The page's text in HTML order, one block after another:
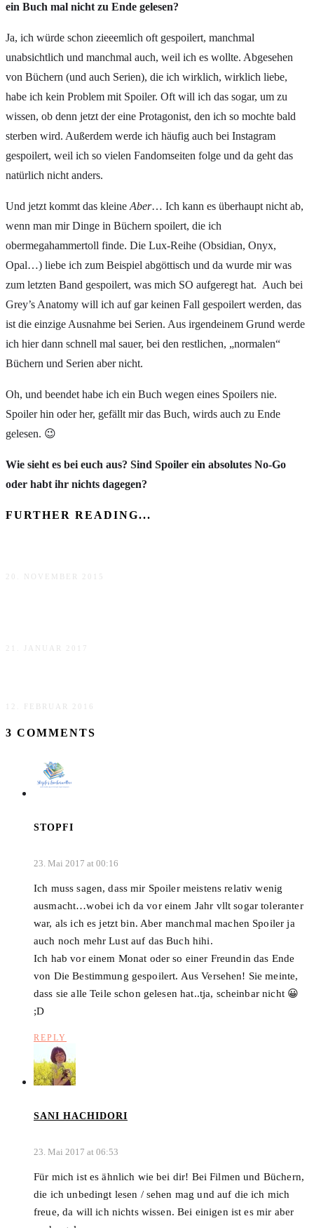
ein Buch mal nicht zu Ende gelesen?
Ja, ich würde schon zieeemlich oft gespoilert, manchmal
unabsichtlich und manchmal auch, weil ich es wollte. Abgesehen
von Büchern (und auch Serien), die ich wirklich, wirklich liebe,
habe ich kein Problem mit Spoiler. Oft will ich das sogar, um zu
wissen, ob denn jetzt der eine Protagonist, den ich so mochte bald
sterben wird. Außerdem werde ich häufig auch bei Instagram
gespoilert, weil ich so vielen Fandomseiten folge und da geht das
natürlich nicht anders.
Und jetzt kommt das kleine Aber… Ich kann es überhaupt nicht ab,
wenn man mir Dinge in Büchern spoilert, die ich
obermegahammertoll finde. Die Lux-Reihe (Obsidian, Onyx,
Opal…) liebe ich zum Beispiel abgöttisch und da wurde mir was
zum letzten Band gespoilert, was mich SO aufgeregt hat. Auch bei
Grey’s Anatomy will ich auf gar keinen Fall gespoilert werden, das
ist die einzige Ausnahme bei Serien. Aus irgendeinem Grund werde
ich hier dann schnell mal sauer, bei den restlichen, „normalen“
Büchern und Serien aber nicht.
Oh, und beendet habe ich ein Buch wegen eines Spoilers nie.
Spoiler hin oder her, gefällt mir das Buch, wirds auch zu Ende
gelesen. 😉
Wie sieht es bei euch aus? Sind Spoiler ein absolutes No-Go
oder habt ihr nichts dagegen?
FURTHER READING...
20. NOVEMBER 2015
21. JANUAR 2017
12. FEBRUAR 2016
3 COMMENTS
STOPFI
23. Mai 2017 at 00:16
Ich muss sagen, dass mir Spoiler meistens relativ wenig
ausmacht…wobei ich da vor einem Jahr vllt sogar toleranter
war, als ich es jetzt bin. Aber manchmal machen Spoiler ja
auch noch mehr Lust auf das Buch hihi.
Ich hab vor einem Monat oder so einer Freundin das Ende
von Die Bestimmung gespoilert. Aus Versehen! Sie meinte,
dass sie alle Teile schon gelesen hat..tja, scheinbar nicht 😀
;D
REPLY
SANI HACHIDORI
23. Mai 2017 at 06:53
Für mich ist es ähnlich wie bei dir! Bei Filmen und Büchern,
die ich unbedingt lesen / sehen mag und auf die ich mich
freue, da will ich nichts wissen. Bei einigen ist es mir aber